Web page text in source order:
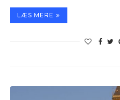
LÆS MERE